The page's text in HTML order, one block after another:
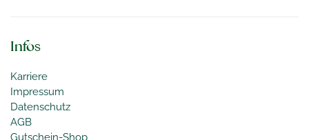
Infos
Karriere
Impressum
Datenschutz
AGB
Gutschein-Shop